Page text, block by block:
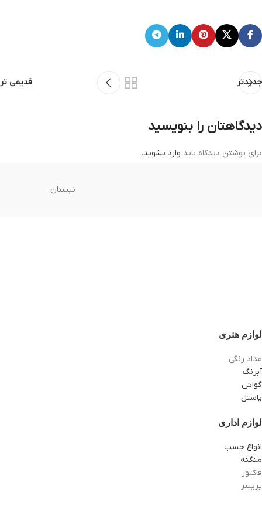
جدیدتر قدیمی تر
دیدگاهتان را بنویسید
برای نوشتن دیدگاه باید وارد بشوید.
نیستان
لوازم هنری
مداد رنگی
آبرنگ
گواش
پاستل
لوازم اداری
انواع چسب
منگنه
فاکتور
پرینتر